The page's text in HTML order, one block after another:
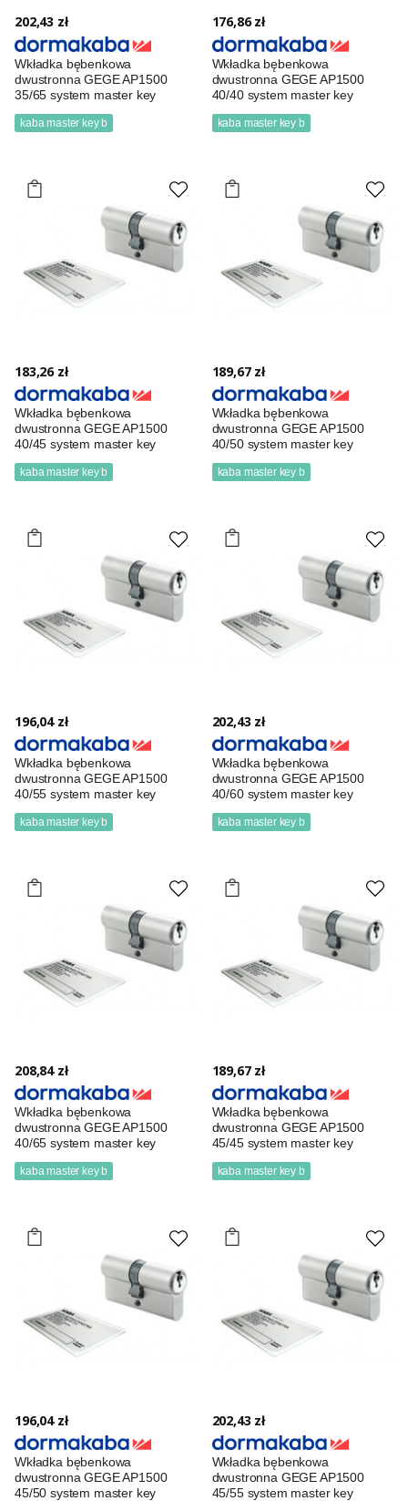
202,43 zł
Wkładka bębenkowa
dwustronna GEGE AP1500
35/65 system master key
kaba master key b
176,86 zł
Wkładka bębenkowa
dwustronna GEGE AP1500
40/40 system master key
kaba master key b
183,26 zł
Wkładka bębenkowa
dwustronna GEGE AP1500
40/45 system master key
kaba master key b
189,67 zł
Wkładka bębenkowa
dwustronna GEGE AP1500
40/50 system master key
kaba master key b
196,04 zł
Wkładka bębenkowa
dwustronna GEGE AP1500
40/55 system master key
kaba master key b
202,43 zł
Wkładka bębenkowa
dwustronna GEGE AP1500
40/60 system master key
kaba master key b
208,84 zł
Wkładka bębenkowa
dwustronna GEGE AP1500
40/65 system master key
kaba master key b
189,67 zł
Wkładka bębenkowa
dwustronna GEGE AP1500
45/45 system master key
kaba master key b
196,04 zł
Wkładka bębenkowa
dwustronna GEGE AP1500
45/50 system master key
202,43 zł
Wkładka bębenkowa
dwustronna GEGE AP1500
45/55 system master key